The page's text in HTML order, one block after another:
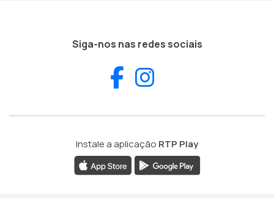
Siga-nos nas redes sociais
Facebook
Instale a aplicação RTP Play